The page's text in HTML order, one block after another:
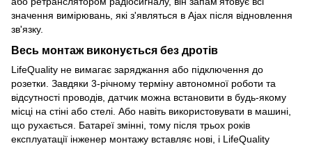
значення вимірювань, які з'являться в Ajax після відновлення
зв'язку.
Весь монтаж виконується без дротів
LifeQuality не вимагає заряджання або підключення до
розетки. Завдяки 3-річному терміну автономної роботи та
відсутності проводів, датчик можна встановити в будь-якому
місці на стіні або стелі. Або навіть використовувати в машині,
що рухається. Батареї змінні, тому після трьох років
експлуатації інженер монтажу вставляє нові, і LifeQuality